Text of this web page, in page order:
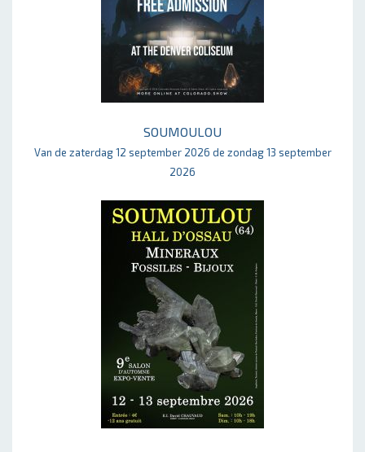
SOUMOULOU
Van de zaterdag 12 september 2026 de zondag 13 september
2026